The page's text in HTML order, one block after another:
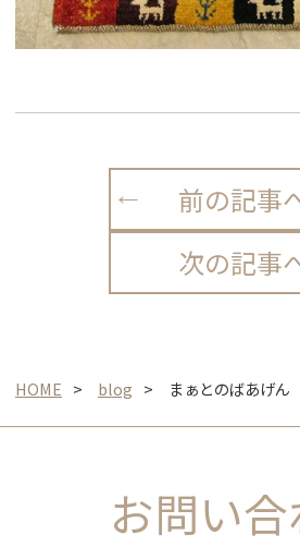
前の記事
次の記事
HOME blog まぁとのばあげん
お問い